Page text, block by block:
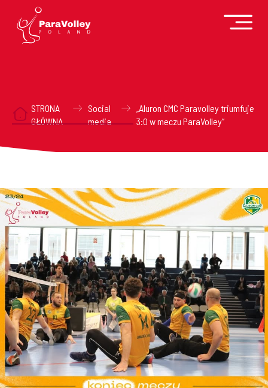
STRONA
GŁÓWNA
Social
media
„Aluron CMC Paravolley triumfuje
3:0 w meczu ParaVolley”